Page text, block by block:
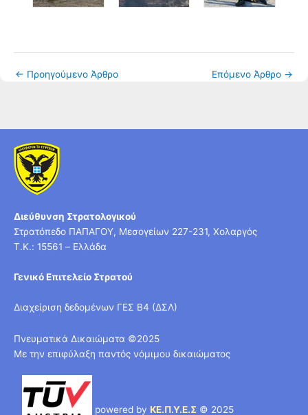
← Προηγούμενο Άρθρο Επόμενο Άρθρο →
Διεύθυνση Στρατολογικού
Στρατόπεδο ΠΑΠΑΓΟΥ, Μεσογείων 227-231, Χολαργός
T.K.: 15561 – Ελλάδα
Γενικό Επιτελείο Στρατού
Διαχείριση δεδομένων ΓΕΣ Β4 (ΔΣΛ)
Πνευματικά Δικαιώματα ©2025
Με την επιφύλαξη παντός νόμιμου δικαιώματος
powered by ΚΕ.Π.Υ.Ε.Σ © 2025